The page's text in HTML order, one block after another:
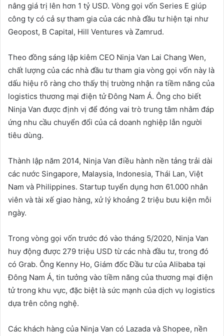
nâng giá trị lên hơn 1 tỷ USD. Vòng gọi vốn Series E giúp
công ty có cả sự tham gia của các nhà đầu tư hiện tại như
Geopost, B Capital, Hill Ventures và Zamrud.
Theo đồng sáng lập kiêm CEO Ninja Van Lai Chang Wen,
chất lượng của các nhà đầu tư tham gia vòng gọi vốn này là
dấu hiệu rõ ràng cho thấy thị trường nhận ra tiềm năng của
logistics thương mại điện tử Đông Nam Á. Ông cho biết
Ninja Van được định vị để đóng vai trò trung tâm nhằm đáp
ứng nhu cầu chuyển đổi của cả doanh nghiệp lẫn người
tiêu dùng.
Thành lập năm 2014, Ninja Van điều hành nền tảng trải dài
các nước Singapore, Malaysia, Indonesia, Thái Lan, Việt
Nam và Philippines. Startup tuyển dụng hơn 61.000 nhân
viên và tài xế giao hàng, xử lý khoảng 2 triệu bưu kiện mỗi
ngày.
Trong vòng gọi vốn trước đó vào tháng 5/2020, Ninja Van
huy động được 279 triệu USD từ các nhà đầu tư, trong đó
có Grab. Ông Kenny Ho, Giám đốc Đầu tư của Alibaba tại
Đông Nam Á, tin tưởng vào tiềm năng của thương mại điện
tử trong khu vực, đặc biệt là sức mạnh của dịch vụ logistics
dựa trên công nghệ.
Các khách hàng của Ninja Van có Lazada và Shopee, nền